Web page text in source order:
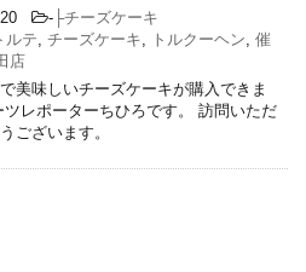
- ├チーズケーキ
ルテ, チーズケーキ, トルクーヘン, 催
店
美味しいチーズケーキが購入できま
ツレポーターちひろです。 訪問いただ
ございます。